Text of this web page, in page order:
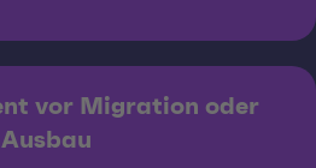
vor Migration oder
Ausbau